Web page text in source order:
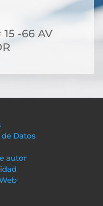
15 -66 AV
Datos
autor